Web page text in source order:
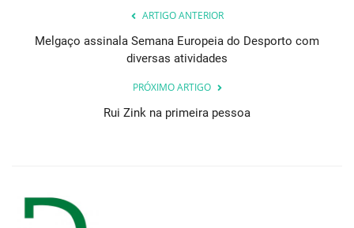
ARTIGO ANTERIOR
Melgaço assinala Semana Europeia do Desporto com
diversas atividades
PRÓXIMO ARTIGO
Rui Zink na primeira pessoa